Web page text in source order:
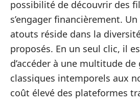
possibilité de découvrir des
s’engager financièrement.
atouts réside dans la
proposés. En un seul clic, il
d’accéder à une multitude
classiques intemporels aux
coût élevé des plateformes